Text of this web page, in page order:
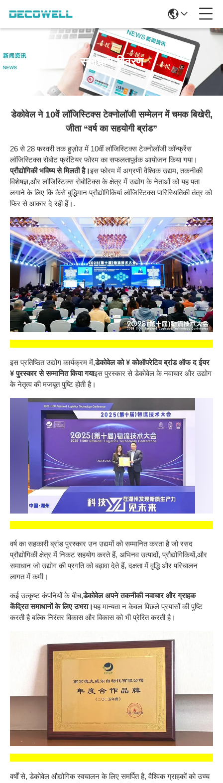
समाधान विवरण
डेकोवेल ने 10वें लॉजिस्टिक्स टेक्नोलॉजी सम्मेलन में चमक बिखेरी,
जीता “वर्ष का सहयोगी ब्रांड”
26 से 28 फरवरी तक हुज़ोउ में 10वीं लॉजिस्टिक्स टेक्नोलॉजी कॉन्फ्रेंस
लॉजिस्टिक्स रोबोट फ्रंटियर फोरम का सफलतापूर्वक आयोजन किया गया।
प्रौद्योगिकी भविष्य से मिलती है।इस फोरम में अग्रणी वैश्विक उद्यम, तकनीकी
विशेषज्ञ,और लॉजिस्टिक्स रोबोटिक्स के क्षेत्र में उद्योग के नेताओं को यह पता
लगाने के लिए कि कैसे बुद्धिमान प्रौद्योगिकियां लॉजिस्टिक्स पारिस्थितिकी तंत्र को
फिर से आकार दे रही हैं।.
इस प्रतिष्ठित उद्योग कार्यक्रम में,डेकोवेल को ¥ कोऑपरेटिव ब्रांड ऑफ द ईयर
¥ पुरस्कार से सम्मानित किया गयाइस पुरस्कार से डेकोवेल के नवाचार और उद्योग
के नेतृत्व की मजबूत पुष्टि होती है।
वर्ष का सहकारी ब्रांड पुरस्कार उन उद्यमों को सम्मानित करता है जो रसद
प्रौद्योगिकी क्षेत्र में निकट सहयोग करते हैं, अभिनव उत्पादों, प्रौद्योगिकियों,और
समाधान जो उद्योग की प्रगति को बढ़ावा देते हैं, दक्षता में वृद्धि और परिचालन
लागत में कमी।
कई उत्कृष्ट कंपनियों के बीच,डेकोवेल अपने तकनीकी नवाचार और ग्राहक
केंद्रित समाधानों के लिए उभरा।यह मान्यता न केवल पिछले प्रयासों की पुष्टि
करती है बल्कि निरंतर विकास और विकास को भी प्रेरित करती है।
वर्षों से, डेकोवेल औद्योगिक स्वचालन के लिए समर्पित है, वैश्विक ग्राहकों को उच्च